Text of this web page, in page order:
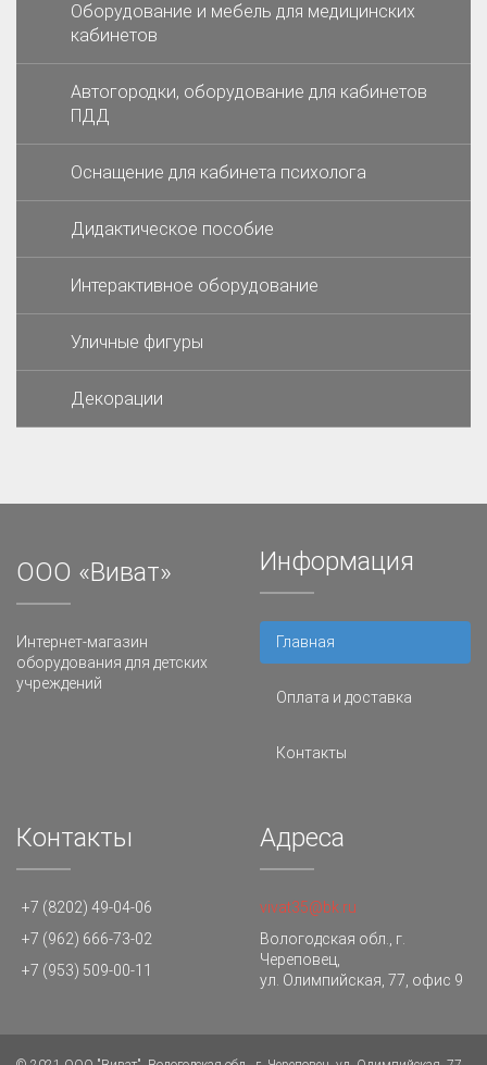
Оборудование и мебель для медицинских
кабинетов
Автогородки, оборудование для кабинетов
ПДД
Оснащение для кабинета психолога
Дидактическое пособие
Интерактивное оборудование
Уличные фигуры
Декорации
ООО «Виват»
Интернет-магазин
оборудования для детских
учреждений
Информация
Главная
Оплата и доставка
Контакты
Контакты
+7 (8202) 49-04-06
+7 (962) 666-73-02
+7 (953) 509-00-11
Адреса
vivat35@bk.ru
Вологодская обл., г.
Череповец,
ул. Олимпийская, 77, офис 9